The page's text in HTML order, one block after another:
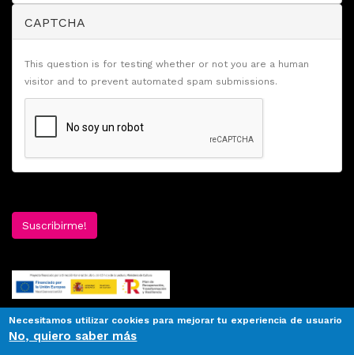
CAPTCHA
This question is for testing whether or not you are a human
visitor and to prevent automated spam submissions.
Suscribirme!
Necesitamos utilizar cookies para mejorar tu experiencia de usuario
No, quiero saber más